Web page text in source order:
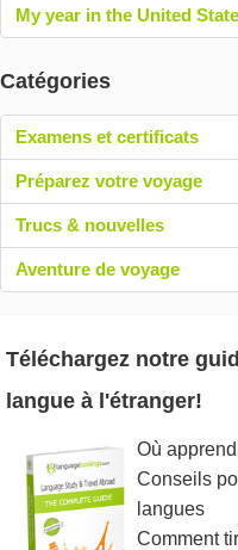
My year in the United
Catégories
Examens et certificats
Préparez votre voyage
Trucs & nouvelles
Aventure de voyage
Téléchargez notre
langue à l'étranger!
Où
Conseils
langues
Comment